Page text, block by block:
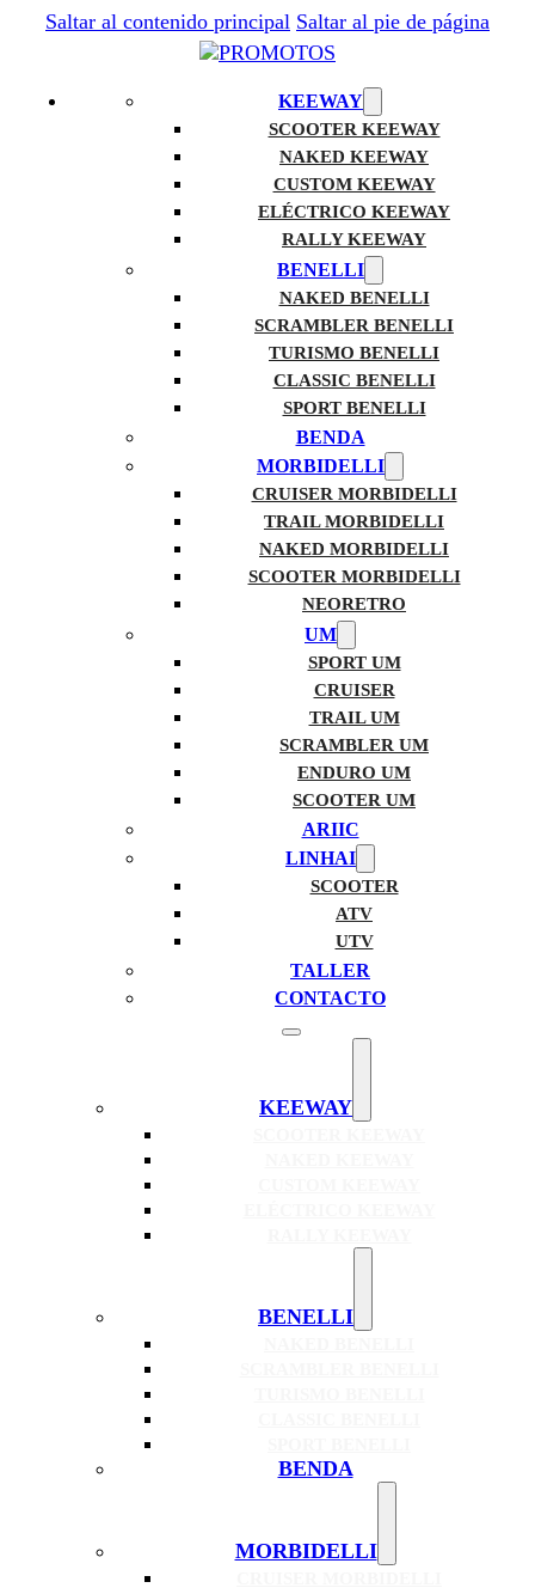
Saltar al contenido principal Saltar al pie de página
KEEWAY
SCOOTER KEEWAY
NAKED KEEWAY
CUSTOM KEEWAY
ELÉCTRICO KEEWAY
RALLY KEEWAY
BENELLI
NAKED BENELLI
SCRAMBLER BENELLI
TURISMO BENELLI
CLASSIC BENELLI
SPORT BENELLI
BENDA
MORBIDELLI
CRUISER MORBIDELLI
TRAIL MORBIDELLI
NAKED MORBIDELLI
SCOOTER MORBIDELLI
NEORETRO
UM
SPORT UM
CRUISER
TRAIL UM
SCRAMBLER UM
ENDURO UM
SCOOTER UM
ARIIC
LINHAI
SCOOTER
ATV
UTV
TALLER
CONTACTO
KEEWAY
BENELLI
BENDA
MORBIDELLI